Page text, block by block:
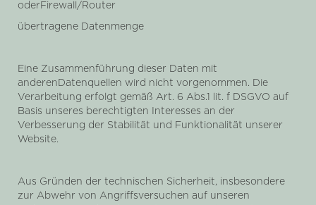
oderFirewall/Router
übertragene Datenmenge
Eine Zusammenführung dieser Daten mit
anderenDatenquellen wird nicht vorgenommen. Die
Verarbeitung erfolgt gemäß Art. 6 Abs.1 lit. f DSGVO auf
Basis unseres berechtigten Interesses an der
Verbesserung der Stabilität und Funktionalität unserer
Website.
Aus Gründen der technischen Sicherheit, insbesondere
zur Abwehr von Angriffsversuchen auf unseren